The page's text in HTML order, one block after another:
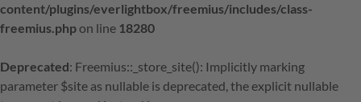
content/plugins/everlightbox/freemius/includes/class-
freemius.phpon line 18280
Deprecated: Freemius::_store_site(): Implicitly marking
parameter $site as nullable is deprecated, the explicit nullable